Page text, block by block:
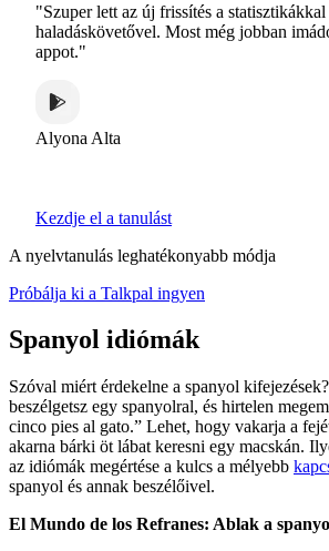
"Szuper lett az új frissítés a statisztikákkal és a
haladáskövetővel. Most még jobban imádom
appot."
Alyona Alta
Kezdje el a tanulást
A nyelvtanulás leghatékonyabb módja
Próbálja ki a Talkpal ingyen
Spanyol idiómák
Szóval miért érdekelne a spanyol
beszélgetsz egy spanyolral, és hirtelen
cinco pies al gato.” Lehet, hogy vakarja a
akarna bárki öt lábat keresni egy macskán.
az idiómák megértése a kulcs a mélyebb
spanyol és annak beszélőivel.
El Mundo de los Refranes: Ablak a